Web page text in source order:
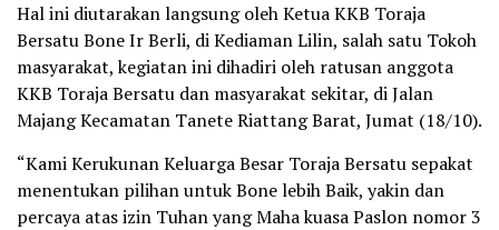
Hal ini diutarakan langsung oleh Ketua KKB Toraja
Bersatu Bone Ir Berli, di Kediaman Lilin, salah satu Tokoh
masyarakat, kegiatan ini dihadiri oleh ratusan anggota
KKB Toraja Bersatu dan masyarakat sekitar, di Jalan
Majang Kecamatan Tanete Riattang Barat, Jumat (18/10).
“Kami Kerukunan Keluarga Besar Toraja Bersatu sepakat
menentukan pilihan untuk Bone lebih Baik, yakin dan
percaya atas izin Tuhan yang Maha kuasa Paslon nomor 3